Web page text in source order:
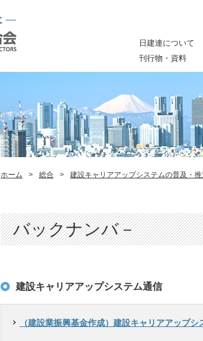
日建連について
刊行物・資料
ホーム > 総合 > 建設キャリアアップシステムの普及・推
バックナンバ－
建設キャリアアップシステム通信
（建設業振興基金作成）建設キャリアアップ